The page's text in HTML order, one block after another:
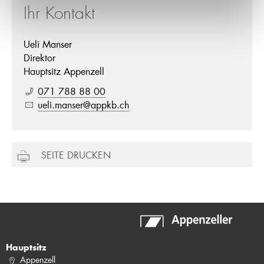
Ihr Kontakt
Ueli Manser
Direktor
Hauptsitz Appenzell
071 788 88 00
ueli.manser@appkb.ch
SEITE DRUCKEN
Hauptsitz
Appenzell